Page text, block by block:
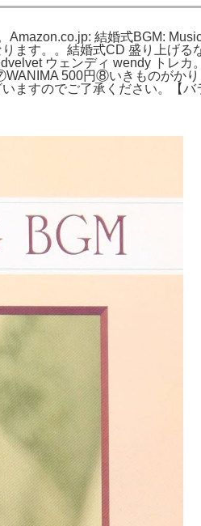
Amazon.co.jp: 結婚式BGM:
ます。。結婚式CD 盛り上げ
ウェンディ wendy ト
500円⑧いきものがか
ますのでご了承ください。【バ